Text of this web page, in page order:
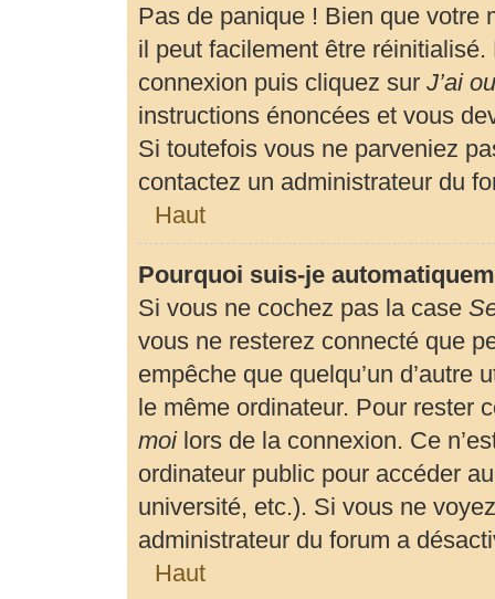
Pas de panique ! Bien que votre
il peut facilement être
connexion puis cliquez sur J’ai
instructions énoncées et vous
Si toutefois vous ne parveniez
contactez un administrateur du
Haut
Pourquoi suis-je
Si vous ne cochez pas la case
vous ne resterez connecté que
empêche que quelqu’un
le même ordinateur. Pour rester
moilors de la connexion. Ce
ordinateur public pour accéder
université, etc.). Si vous ne
administrateur du forum a
Haut